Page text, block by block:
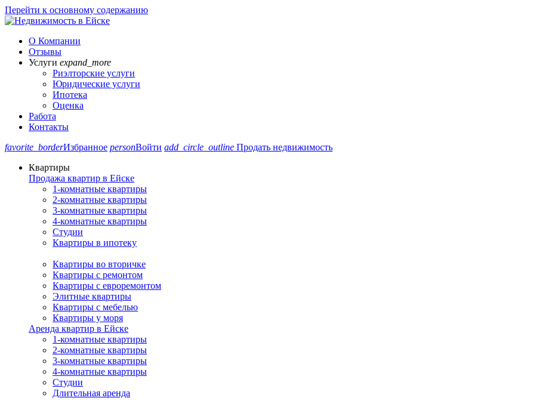
Перейти к основному содержанию
О Компании
Отзывы
Услуги expand_more
Риэлторские услуги
Юридические услуги
Ипотека
Оценка
Работа
Контакты
favorite_borderИзбранное personВойти add_circle_outline Продать недвижимость
Квартиры
Продажа квартир в Ейске
1-комнатные квартиры
2-комнатные квартиры
3-комнатные квартиры
4-комнатные квартиры
Студии
Квартиры в ипотеку
Квартиры во вторичке
Квартиры с ремонтом
Квартиры с евроремонтом
Элитные квартиры
Квартиры с мебелью
Квартиры у моря
Аренда квартир в Ейске
1-комнатные квартиры
2-комнатные квартиры
3-комнатные квартиры
4-комнатные квартиры
Студии
Длительная аренда